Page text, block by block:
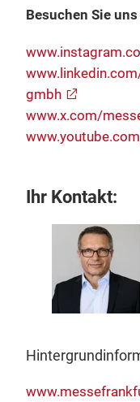
Besuchen Sie
gmbh
www.x.com/
Ihr Kontakt: